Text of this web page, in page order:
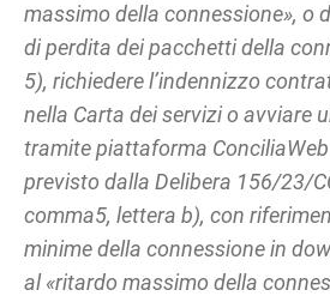
massimo della connessione», o
di perdita dei pacchetti della
5), richiedere l’indennizzo
nella Carta dei servizi o avviare
tramite piattaforma ConciliaWeb
previsto dalla Delibera 156/23/
comma5, lettera b), con
minime della connessione in
al «ritardo massimo della